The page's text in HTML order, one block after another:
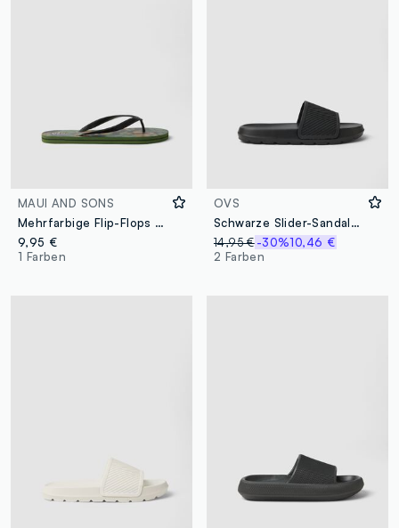
MAUI AND SONS
Mehrfarbige Flip-Flops mit Tarnmuster
9,95 €
1 Farben
OVS
Schwarze Slider-Sandalen
14,95 € -30%10,46 €
2 Farben